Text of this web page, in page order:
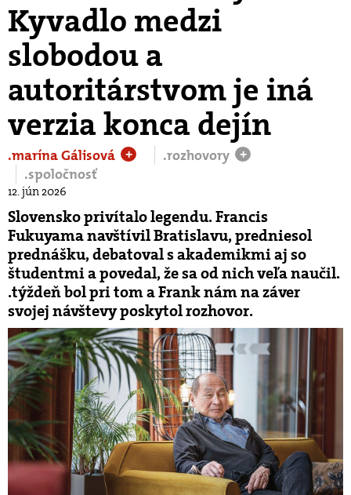
Kyvadlo medzi
slobodou a
autoritárstvom je iná
verzia konca dejín
.marína Gálisová + .rozhovory +
.spoločnosť
12. jún 2026
Slovensko privítalo legendu. Francis
Fukuyama navštívil Bratislavu, predniesol
prednášku, debatoval s akademikmi aj so
študentmi a povedal, že sa od nich veľa naučil.
.týždeň bol pri tom a Frank nám na záver
svojej návštevy poskytol rozhovor.